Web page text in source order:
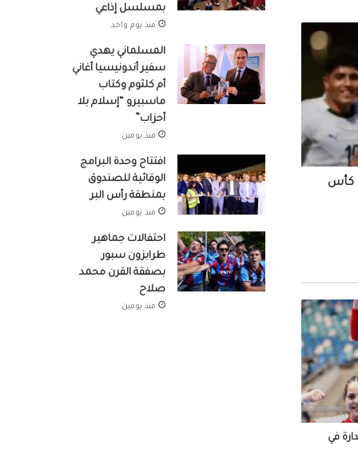
شباب
كأس
في
بمسلسل إذاعي
منذ يوم واحد
المسلماني يهدي
سفير أندونيسيا أغاني
أم كلثوم وكتاب
ماسبيرو “إسلام بلا
أحزاب”
منذ يومين
افتتاح وحدة البرامج
الوقائية للصندوق
بمنطقة رأس البر
منذ يومين
احتفالات جماهير
طرابزون سبور
بصفقة القرن محمد
صلاح
منذ يومين